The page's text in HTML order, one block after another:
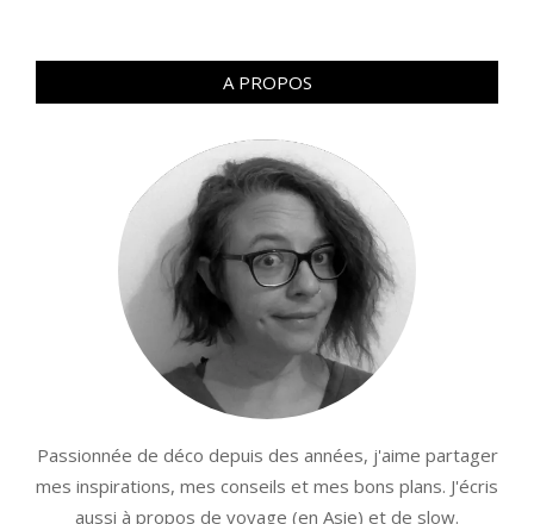
A PROPOS
Passionnée de déco depuis des années, j'aime partager
mes inspirations, mes conseils et mes bons plans. J'écris
aussi à propos de voyage (en Asie) et de slow.